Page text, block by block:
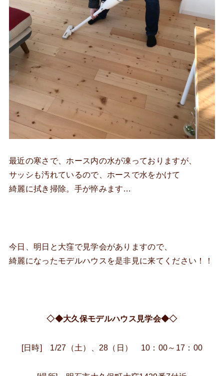
最近の寒さで、ホース内の水が凍っておりますが、
サッシも汚れているので、ホースで水をかけて
綺麗に拭き掃除。手が悴みます…
今日、明日と大窪で見学会がありますので、
綺麗になったモデルハウスを是非見に来てください！！
◇◆大久保モデルハウス見学会◆◇
[日時] 1/27（土）、28（日） 10：00～17：00